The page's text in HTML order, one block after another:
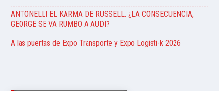
ANTONELLI EL KARMA DE RUSSELL. ¿LA CONSECUENCIA,
GEORGE SE VA RUMBO A AUDI?
A las puertas de Expo Transporte y Expo Logisti-k 2026